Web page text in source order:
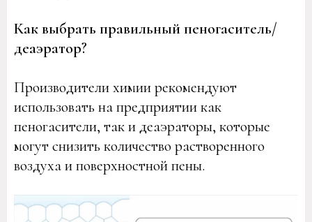
Как выбрать правильный пеногаситель/
деаэратор?
Производители химии рекомендуют
использовать на предприятии как
пеногасители, так и деаэраторы, которые
могут снизить количество растворенного
воздуха и поверхностной пены.